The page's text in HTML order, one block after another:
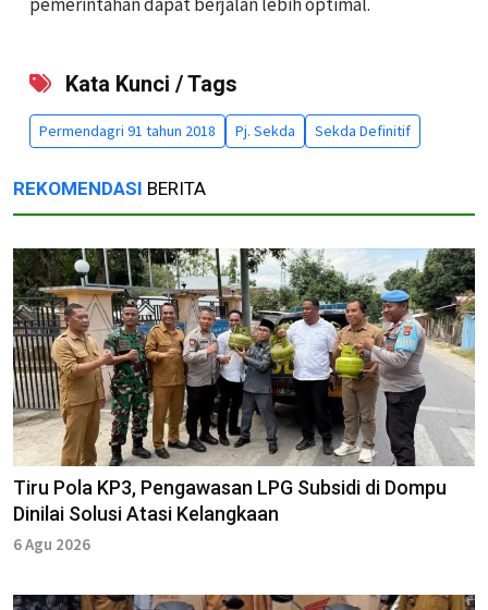
Kata Kunci / Tags
Permendagri 91 tahun 2018 Pj. Sekda Sekda Definitif
REKOMENDASI BERITA
Tiru Pola KP3, Pengawasan LPG Subsidi di Dompu
Dinilai Solusi Atasi Kelangkaan
6 Agu 2026